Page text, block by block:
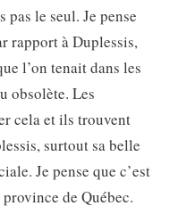
pas le seul. Je pense
rapport à Duplessis,
l’on tenait dans les
obsolète. Les
cela et ils trouvent
surtout sa belle
Je pense que c’est
de Québec.